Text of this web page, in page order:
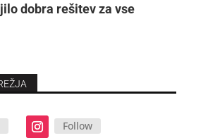
dobra rešitev za vse
Follow